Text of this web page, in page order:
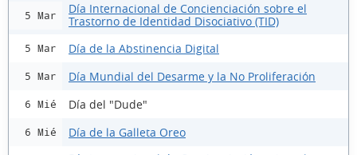
5 Mar
Día Internacional de Concienciación sobre el
Trastorno de Identidad Disociativo (TID)
5 Mar Día de la Abstinencia Digital
5 Mar Día Mundial del Desarme y la No Proliferación
6 Mié Día del "Dude"
6 Mié Día de la Galleta Oreo